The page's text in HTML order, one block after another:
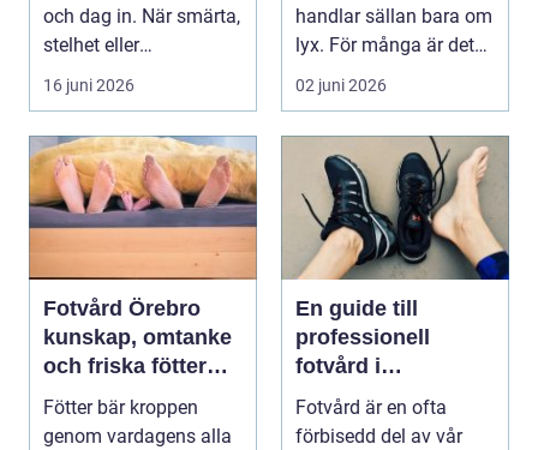
och dag in. När smärta,
stelhet eller
felställningar uppstår...
16 juni 2026
handlar sällan bara om
lyx. För många är det
ett sätt att h...
02 juni 2026
Fotvård Örebro
kunskap, omtanke
och friska fötter
året runt
Fötter bär kroppen
genom vardagens alla
En guide till
professionell
fotvård i
Helsingborg
Fotvård är en ofta
förbisedd del av vår